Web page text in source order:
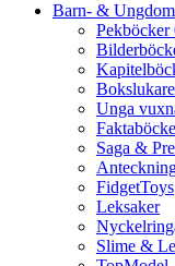
Barn- & Ungdom
Pekböcker
Unga
Saga &
FidgetToys
Leksaker
Slime &